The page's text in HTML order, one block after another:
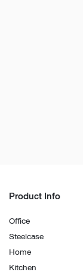
Product Info
Office
Steelcase
Home
Kitchen